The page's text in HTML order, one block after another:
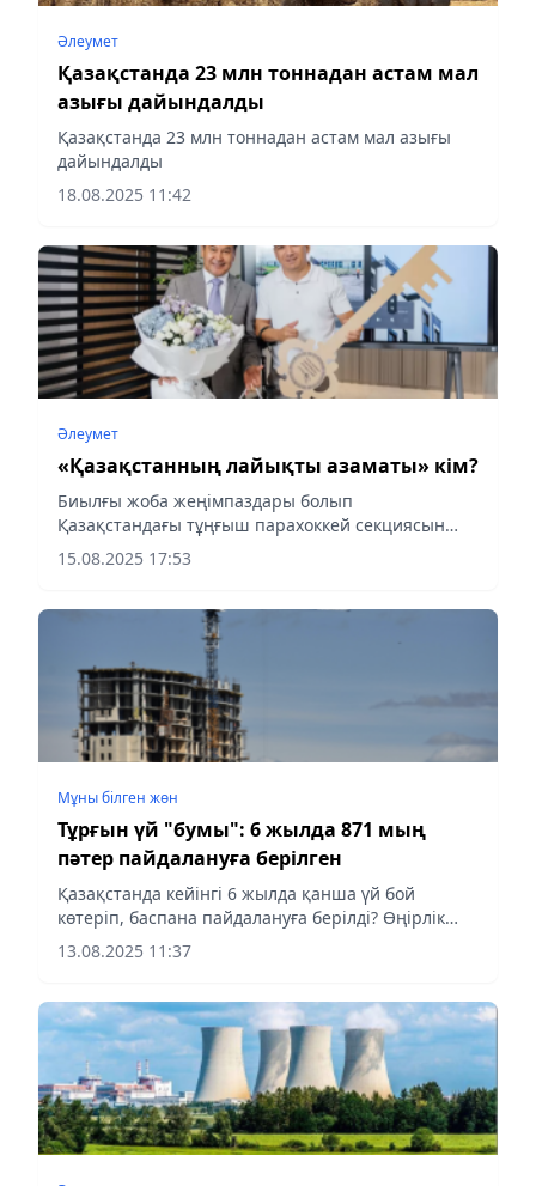
Әлеумет
Қазақстанда 23 млн тоннадан астам мал
азығы дайындалды
Қазақстанда 23 млн тоннадан астам мал азығы
дайындалды
18.08.2025 11:42
Әлеумет
«Қазақстанның лайықты азаматы» кім?
Биылғы жоба жеңімпаздары болып
Қазақстандағы тұңғыш парахоккей секциясын
ашқан Қайрат Сәбитов, қиын жағдайға тап
болған әйелдерге уақытша баспана мен көмек
15.08.2025 17:53
Мұны білген жөн
Тұрғын үй "бумы": 6 жылда 871 мың
пәтер пайдалануға берілген
Қазақстанда кейінгі 6 жылда қанша үй бой
көтеріп, баспана пайдалануға берілді? Өңірлік
көрсеткіш қандай? Аqshamnews.kz бұл
сұрақтардың жауабын білу үшін Өнеркәсіп және
13.08.2025 11:37